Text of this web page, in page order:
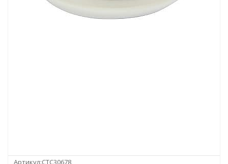
Артикул:СТС30678